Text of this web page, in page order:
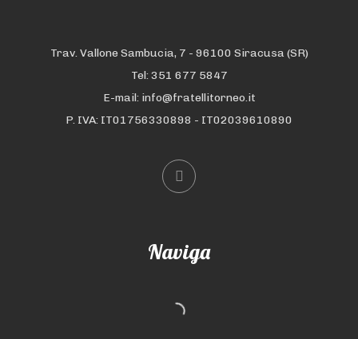
Trav. Vallone Sambucia, 7 - 96100 Siracusa (SR)
Tel: 351 677 5847
E-mail: info@fratellitorneo.it
P. IVA: IT01756330898 - IT02039610890
Naviga